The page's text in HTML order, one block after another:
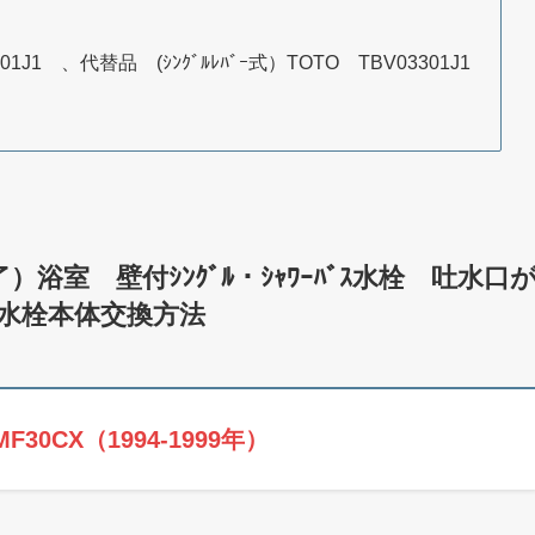
、代替品 (ｼﾝｸﾞﾙﾚﾊﾞｰ式）TOTO TBV03301J1
浴室 壁付ｼﾝｸﾞﾙ・ｼｬﾜｰﾊﾞｽ水栓 吐水口
栓本体交換方法
（1994-1999年）